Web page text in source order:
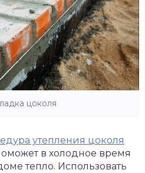
цоколя
утепления цоколя
в холодное время
тепло. Использовать